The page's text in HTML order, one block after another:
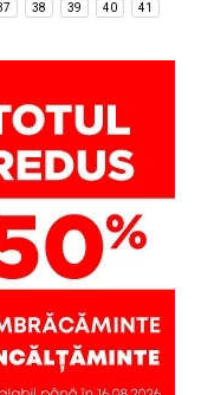
38 39 40 41